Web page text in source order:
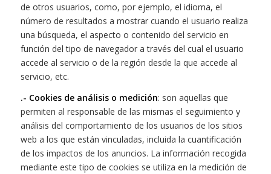
de otros usuarios, como, por ejemplo, el idioma, el
número de resultados a mostrar cuando el usuario realiza
una búsqueda, el aspecto o contenido del servicio en
función del tipo de navegador a través del cual el usuario
accede al servicio o de la región desde la que accede al
servicio, etc.
.- Cookies de análisis o medición: son aquellas que
permiten al responsable de las mismas el seguimiento y
análisis del comportamiento de los usuarios de los sitios
web a los que están vinculadas, incluida la cuantificación
de los impactos de los anuncios. La información recogida
mediante este tipo de cookies se utiliza en la medición de